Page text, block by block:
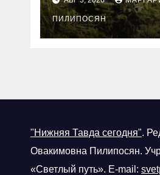
ПИЛИПОСЯН
"Нижняя Тавда сегодня".
Овакимовна Пилипосян.
«Светлый путь». E-mail: